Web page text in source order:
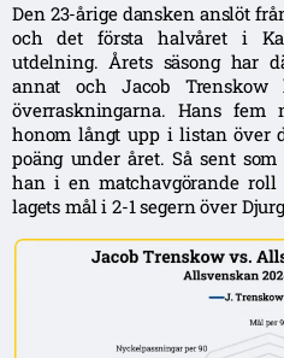
Den 23-årige dansken anslöt
och det första halvåret i
utdelning. Årets säsong har
annat och Jacob
överraskningarna. Hans
honom långt upp i listan över
poäng under året. Så sent
han i en matchavgörande
lagets mål i 2-1 segern över